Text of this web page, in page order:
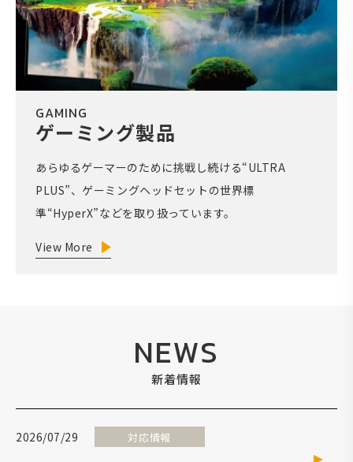
GAMING
ゲーミング製品
あらゆるゲーマーのために挑戦し続ける“ULTRA
PLUS”、ゲーミングヘッドセットの世界標
準“HyperX”などを取り扱っています。
View More
NEWS
新着情報
2026/07/29 対応情報